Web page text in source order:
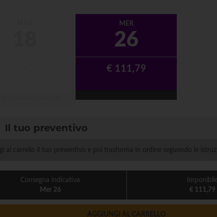
MER
26
€ 111,79
Il tuo preventivo
al carrello il tuo preventivo e poi trasforma in ordine seguendo le
Consegna indicativa
Mer 26
€ 111,79
AGGIUNGI AL CARRELLO